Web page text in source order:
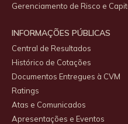
Gerenciamento de Risco e
INFORMAÇÕES PÚBLICAS
Central de Resultados
Histórico de Cotações
Documentos Entregues à CVM
Ratings
Atas e Comunicados
Apresentações e Eventos